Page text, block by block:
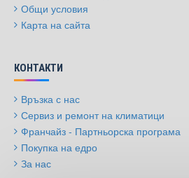
Общи условия
Карта на сайта
КОНТАКТИ
Връзка с нас
Сервиз и ремонт на климатици
Франчайз - Партньорска програма
Покупка на едро
За нас